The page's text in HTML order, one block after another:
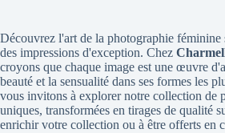
Découvrez l'art de la photographie féminine
des impressions d'exception. Chez
croyons que chaque image est une œuvre
beauté et la sensualité dans ses formes les
vous invitons à explorer notre collection de
uniques, transformées en tirages de qualité
enrichir votre collection ou à être offerts en